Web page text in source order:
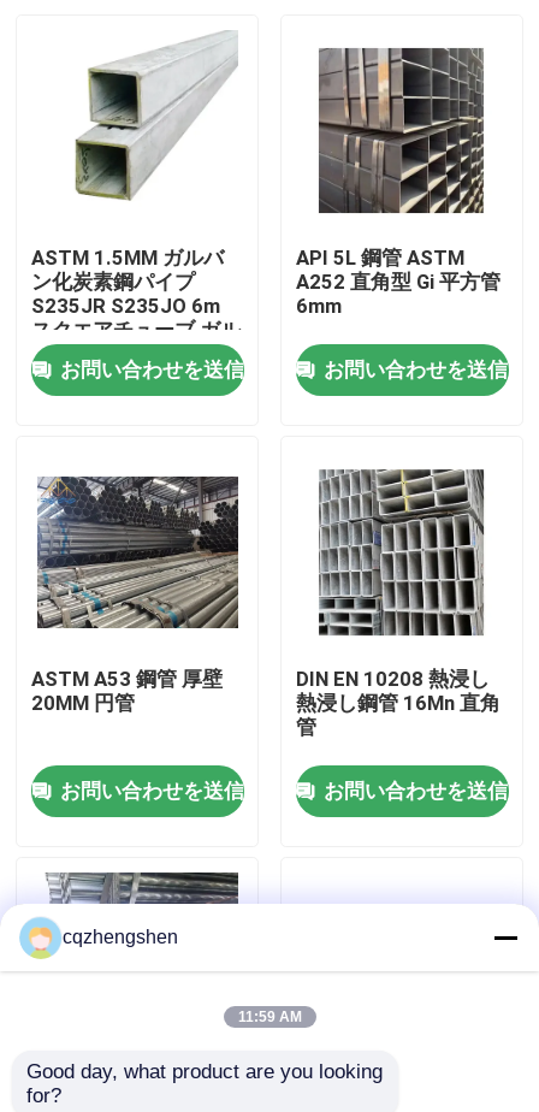
製品
ビデオ
会社案内
品質管理
お問い合わせ
ニュース
継ぎ目が無い鋼管
ASTM 1.5MM ガルバ
ン化炭素鋼パイプ
S235JR S235JO 6m
スクエアチューブ ガル
バン化鋼
お問い合わせを送信
API 5L 鋼管 ASTM
A252 直角型 Gi 平方管
6mm
お問い合わせを送信
ASTM A53 鋼管 厚壁
20MM 円管
お問い合わせを送信
DIN EN 10208 熱浸し
熱浸し鋼管 16Mn 直角
管
お問い合わせを送信
0.8MM から 12MM 鋼
cqzhengshen
11:59 AM
Good day, what product are you looking
for?